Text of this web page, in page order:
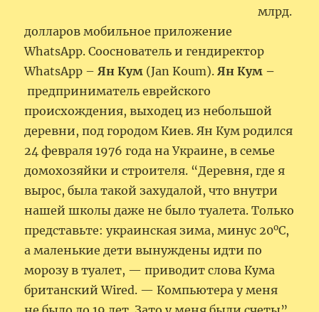
млрд.
долларов мобильное приложение
WhatsApp. Cооснователь и гендиректор
WhatsApp –Ян Кум (Jan Koum).Ян Кум –
предприниматель еврейского
происхождения, выходец из небольшой
деревни, под городом Киев. Ян Кум родился
24 февраля 1976 года на Украине, в семье
домохозяйки и строителя. “Деревня, где я
вырос, была такой захудалой, что внутри
нашей школы даже не было туалета. Только
представьте: украинская зима, минус 20оС,
а маленькие дети вынуждены идти по
морозу в туалет, — приводит слова Кума
британский Wired. — Компьютера у меня